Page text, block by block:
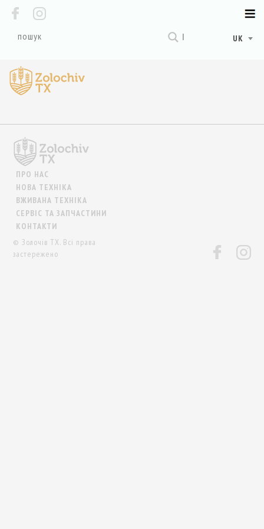
UK
ПРО НАС
НОВА ТЕХНІКА
ВЖИВАНА ТЕХНІКА
СЕРВІС ТА ЗАПЧАСТИНИ
КОНТАКТИ
© Золочів ТХ. Всі права
застережено